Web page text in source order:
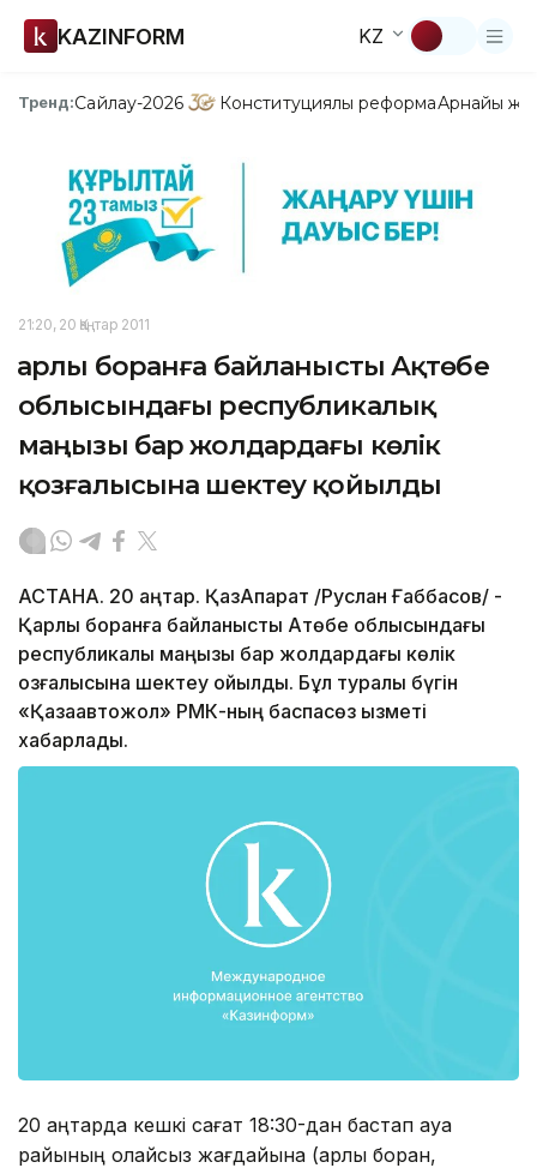
KAZINFORM KZ
Тренд:Сайлау-2026 Конституциялық реформаАрнайы
21:20, 20 Қаңтар 2011
Қарлы боранға байланысты Ақтөбе
облысындағы республикалық
маңызы бар жолдардағы көлік
қозғалысына шектеу қойылды
АСТАНА. 20 қаңтар. ҚазАқпарат /Руслан Ғаббасов/ -
Қарлы боранға байланысты Ақтөбе облысындағы
республикалық маңызы бар жолдардағы көлік
қозғалысына шектеу қойылды. Бұл туралы бүгін
«Қазақавтожол» РМК-ның баспасөз қызметі
хабарлады.
20 қаңтарда кешкі сағат 18:30-дан бастап ауа
райының қолайсыз жағдайына (қарлы боран,